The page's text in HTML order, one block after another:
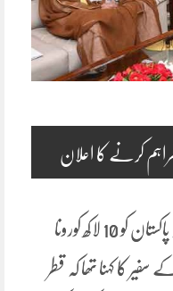
اسلام آباد: قطری سفیر نے کہا ہے کہ پاکستان کو 10 لاکھ کورونا
کا کہنا تھا کہ قطر